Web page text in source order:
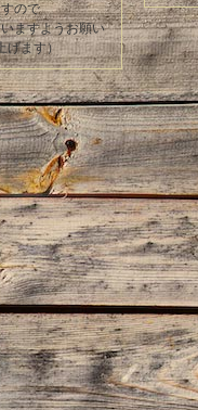
ので
ますようお願い
げます）